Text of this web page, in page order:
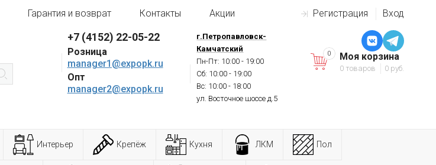
Регистрация Вход
Гарантия и возврат Контакты Акции
+7 (4152) 22-05-22
Розница
manager1@expopk.ru
Опт
manager2@expopk.ru
г.Петропавловск-
Камчатский
Пн-Пт: 10:00 - 19:00
Сб: 10:00 - 19:00
Вс: 10:00 - 18:00
ул. Восточное шоссе д.5
Моя корзина
0 товаров 0 руб.
0
Интерьер Крепёж Кухня ЛКМ Пол